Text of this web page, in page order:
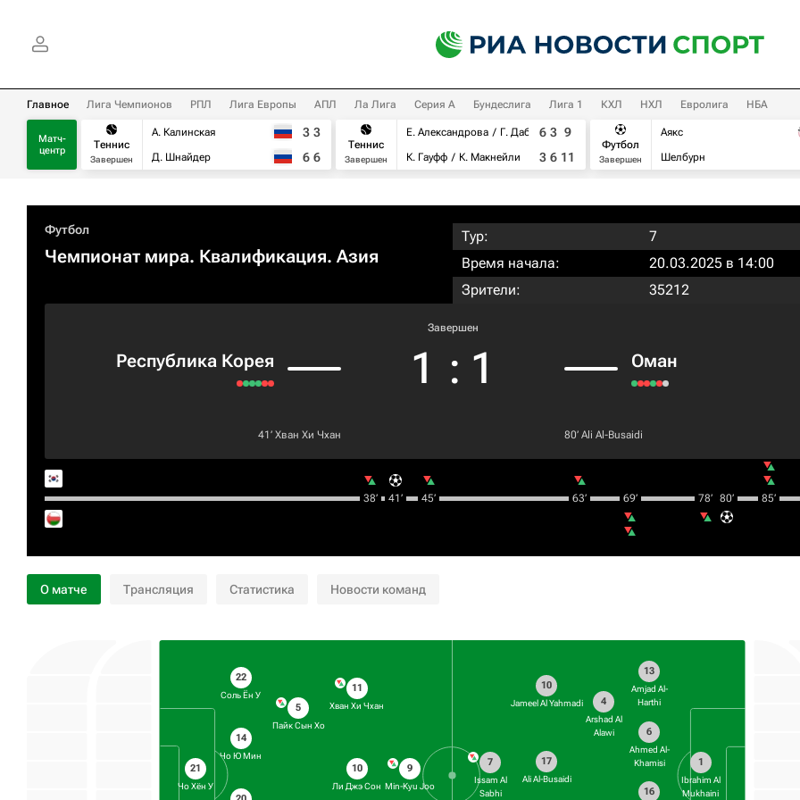
Главное Лига Чемпионов РПЛ Лига Европы АПЛ Ла Лига Серия А Бундеслига Лига 1 КХЛ НХЛ Евролига НБА
Матч-
центр
Теннис
Завершен
А. Калинская
Д. Шнайдер
3 3
6 6
Теннис
Завершен
Е. Александрова
Г. Дабровски
К. Гауфф
К. Макнейли
6 3 9
3 6 11
Футбол
Завершен
Аякс
Шелбурн
Футбол
Чемпионат мира. Квалификация. Азия
Тур:
7
Время начала:
20.03.2025 в 14:00
Зрители:
35212
Республика Корея
Завершен
1 : 1 Оман
41‎’‎ Хван Хи Чхан 80‎’‎ Ali Al-Busaidi
38‎’‎ 41‎’‎ 45‎’‎ 63‎’‎ 69‎’‎ 78‎’‎ 80‎’‎ 85‎’‎
О матче Трансляция Статистика Новости команд
21
Чо Хён У
22
Соль Ён У
14
Чо Ю Мин
5
Пайк Сын Хо
11
Хван Хи Чхан
10
Ли Джэ Сон
9
Min-Kyu Joo
1
Ibrahim Al
Mukhaini
13
Amjad Al-
Harthi
6
Ahmed Al-
Khamisi
16
4
Arshad Al
Alawi
10
Jameel Al Yahmadi
17
Ali Al-Busaidi
7
Issam Al
Sabhi